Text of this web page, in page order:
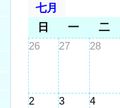
七月
日
一 二
26 27 28
2 3 4